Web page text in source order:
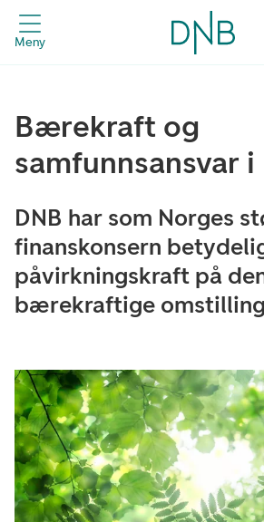
Meny
Bærekraft og
samfunnsansvar i
DNB har som Norges
finanskonsern
påvirkningskraft på
bærekraftige